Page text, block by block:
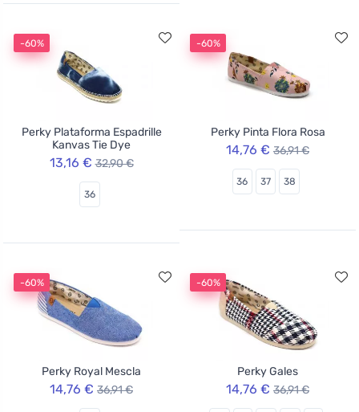
-60%
Perky Plataforma Espadrille
Kanvas Tie Dye
13,16 € 32,90 €
36
-60%
Perky Pinta Flora Rosa
14,76 € 36,91 €
36 37 38
-60%
Perky Royal Mescla
14,76 € 36,91 €
-60%
Perky Gales
14,76 € 36,91 €